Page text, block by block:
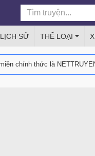
LỊCH SỬ THỂ LOẠI
chính thức là